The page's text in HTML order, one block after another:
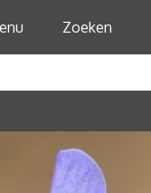
Zoeken